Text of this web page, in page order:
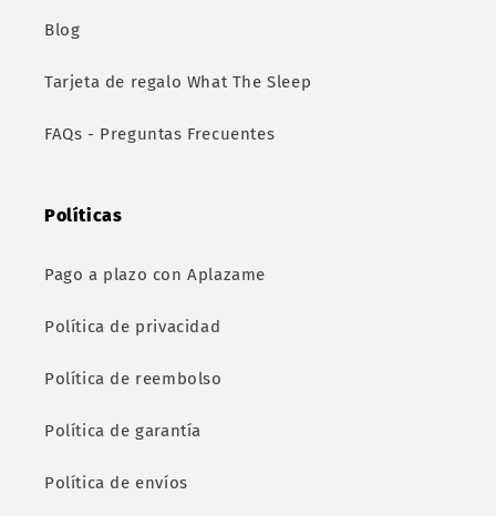
Blog
Tarjeta de regalo What The Sleep
FAQs - Preguntas Frecuentes
Políticas
Pago a plazo con Aplazame
Política de privacidad
Política de reembolso
Política de garantía
Política de envíos